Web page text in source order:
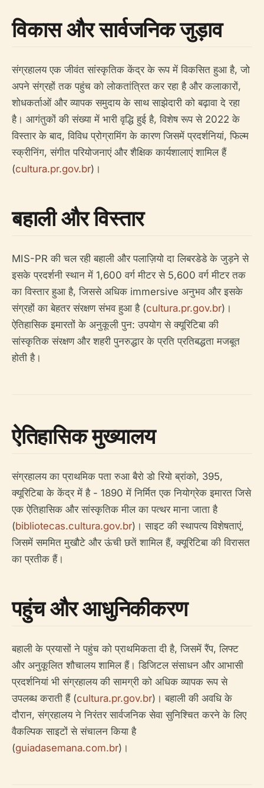
विकास और सार्वजनिक जुड़ाव
संग्रहालय एक जीवंत सांस्कृतिक केंद्र के रूप में विकसित हुआ है, जो
अपने संग्रहों तक पहुंच को लोकतांत्रित कर रहा है और कलाकारों,
शोधकर्ताओं और व्यापक समुदाय के साथ साझेदारी को बढ़ावा दे रहा
है। आगंतुकों की संख्या में भारी वृद्धि हुई है, विशेष रूप से 2022 के
विस्तार के बाद, विविध प्रोग्रामिंग के कारण जिसमें प्रदर्शनियां, फिल्म
स्क्रीनिंग, संगीत परियोजनाएं और शैक्षिक कार्यशालाएं शामिल हैं
(cultura.pr.gov.br)।
बहाली और विस्तार
MIS-PR की चल रही बहाली और पलाज़ियो दा लिबरडेडे के जुड़ने से
इसके प्रदर्शनी स्थान में 1,600 वर्ग मीटर से 5,600 वर्ग मीटर तक
का विस्तार हुआ है, जिससे अधिक immersive अनुभव और इसके
संग्रहों का बेहतर संरक्षण संभव हुआ है (cultura.pr.gov.br)।
ऐतिहासिक इमारतों के अनुकूली पुन: उपयोग से क्यूरिटिबा की
सांस्कृतिक संरक्षण और शहरी पुनरुद्धार के प्रति प्रतिबद्धता मजबूत
होती है।
ऐतिहासिक मुख्यालय
संग्रहालय का प्राथमिक पता रुआ बैरो डो रियो ब्रांको, 395,
क्यूरिटिबा के केंद्र में है - 1890 में निर्मित एक नियोग्रेक इमारत जिसे
एक ऐतिहासिक और सांस्कृतिक मील का पत्थर माना जाता है
(bibliotecas.cultura.gov.br)। साइट की स्थापत्य विशेषताएं,
जिसमें सममित मुखौटे और ऊंची छतें शामिल हैं, क्यूरिटिबा की विरासत
का प्रतीक हैं।
पहुंच और आधुनिकीकरण
बहाली के प्रयासों ने पहुंच को प्राथमिकता दी है, जिसमें रैंप, लिफ्ट
और अनुकूलित शौचालय शामिल हैं। डिजिटल संसाधन और आभासी
प्रदर्शनियां भी संग्रहालय की सामग्री को अधिक व्यापक रूप से
उपलब्ध कराती हैं (cultura.pr.gov.br)। बहाली की अवधि के
दौरान, संग्रहालय ने निरंतर सार्वजनिक सेवा सुनिश्चित करने के लिए
वैकल्पिक साइटों से संचालन किया है
(guiadasemana.com.br)।